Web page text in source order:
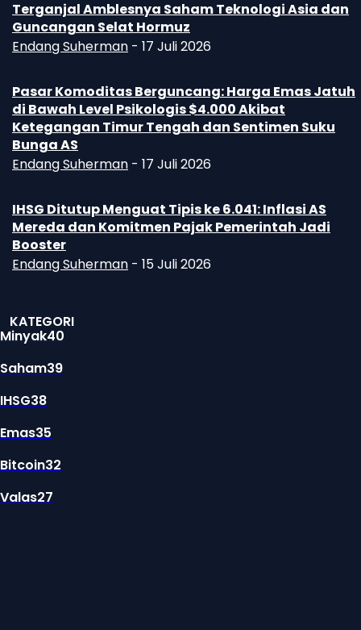
Terganjal Amblesnya Saham Teknologi Asia dan
Guncangan Selat Hormuz
Endang Suherman - 17 Juli 2026
Pasar Komoditas Berguncang: Harga Emas Jatuh
di Bawah Level Psikologis $4.000 Akibat
Ketegangan Timur Tengah dan Sentimen Suku
Bunga AS
Endang Suherman - 17 Juli 2026
IHSG Ditutup Menguat Tipis ke 6.041: Inflasi AS
Mereda dan Komitmen Pajak Pemerintah Jadi
Booster
Endang Suherman - 15 Juli 2026
KATEGORI
Minyak40
Saham39
IHSG38
Emas35
Bitcoin32
Valas27